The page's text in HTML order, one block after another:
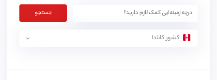
جستجو
کشور کانادا